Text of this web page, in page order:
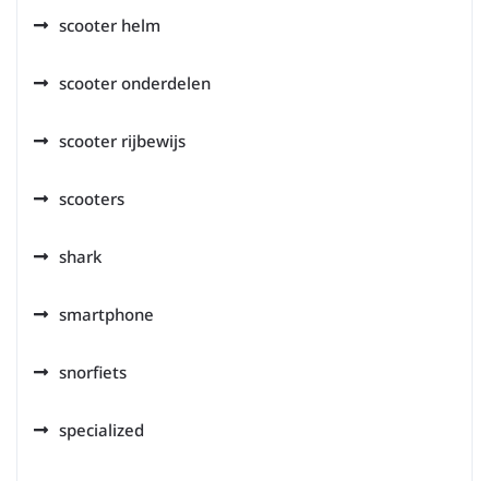
scooter helm
scooter onderdelen
scooter rijbewijs
scooters
shark
smartphone
snorfiets
specialized